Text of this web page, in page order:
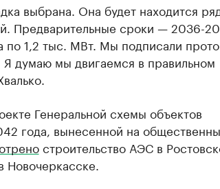
выбрана. Она будет находится
Предварительные сроки — 2036-
по 1,2 тыс. МВт. Мы подписали
Я думаю мы двигаемся в правильном
Генеральной схемы объектов
года, вынесенной на
строительство АЭС в